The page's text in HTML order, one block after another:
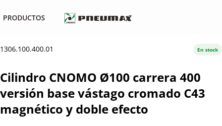
PRODUCTOS
1306.100.400.01
Cilindro CNOMO Ø100 carrera 400
versión base vástago cromado C43
magnético y doble efecto
En stock